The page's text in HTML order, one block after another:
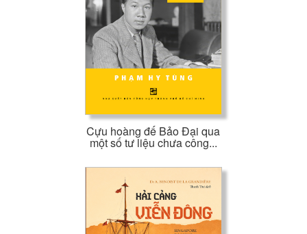
Cựu hoàng đế Bảo Đại qua
một số tư liệu chưa công...